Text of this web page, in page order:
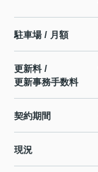
駐車場 / 月額
更新料 /
更新事務手数料
契約期間
現況